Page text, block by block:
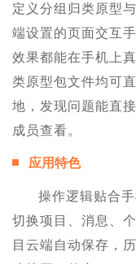
定义分组归类原型
端设置的页面交互
效果都能在手机上
类原型包文件均可
地，发现问题能直
成员查看。
应用特色
操作逻辑贴合
切换项目、消息、
目云端自动保存，